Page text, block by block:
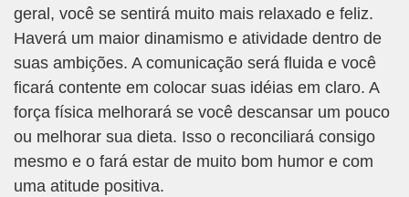
geral, você se sentirá muito mais relaxado e feliz.
Haverá um maior dinamismo e atividade dentro de
suas ambições. A comunicação será fluida e você
ficará contente em colocar suas idéias em claro. A
força física melhorará se você descansar um pouco
ou melhorar sua dieta. Isso o reconciliará consigo
mesmo e o fará estar de muito bom humor e com
uma atitude positiva.